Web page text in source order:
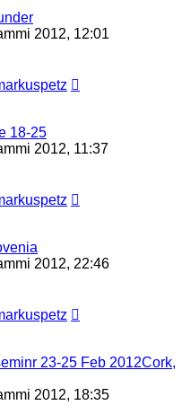
2012, 12:01
18-25
2012, 11:37
2012, 22:46
23-25 Feb 2012Cork,
2012, 18:35